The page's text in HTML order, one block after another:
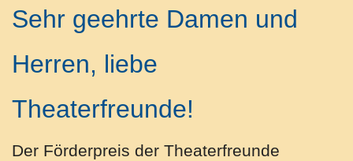
Sehr geehrte Damen und
Herren, liebe
Theaterfreunde!
Der Förderpreis der Theaterfreunde